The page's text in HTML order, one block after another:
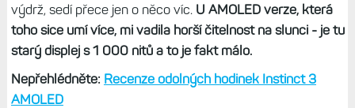
výdrž, sedí přece jen o něco víc. U AMOLED verze, která
toho sice umí více, mi vadila horší čitelnost na slunci - je tu
starý displej s 1 000 nitů a to je fakt málo.
Nepřehlédněte: Recenze odolných hodinek Instinct 3
AMOLED